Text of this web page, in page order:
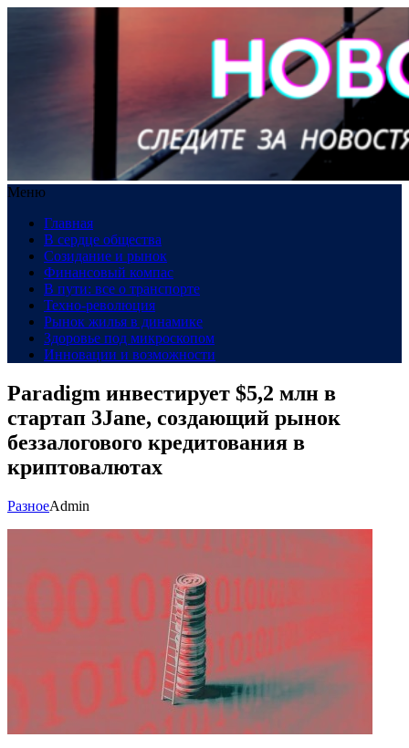
Меню
Главная
В сердце общества
Созидание и рынок
Финансовый компас
В пути: все о транспорте
Техно-революция
Рынок жилья в динамике
Здоровье под микроскопом
Инновации и возможности
Paradigm инвестирует $5,2 млн в
стартап 3Jane, создающий рынок
беззалогового кредитования в
криптовалютах
РазноеAdmin